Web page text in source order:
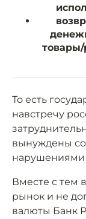
То есть
навстречу
вынуждены
нарушениями
Вместе с тем
рынок и не
валюты Банк